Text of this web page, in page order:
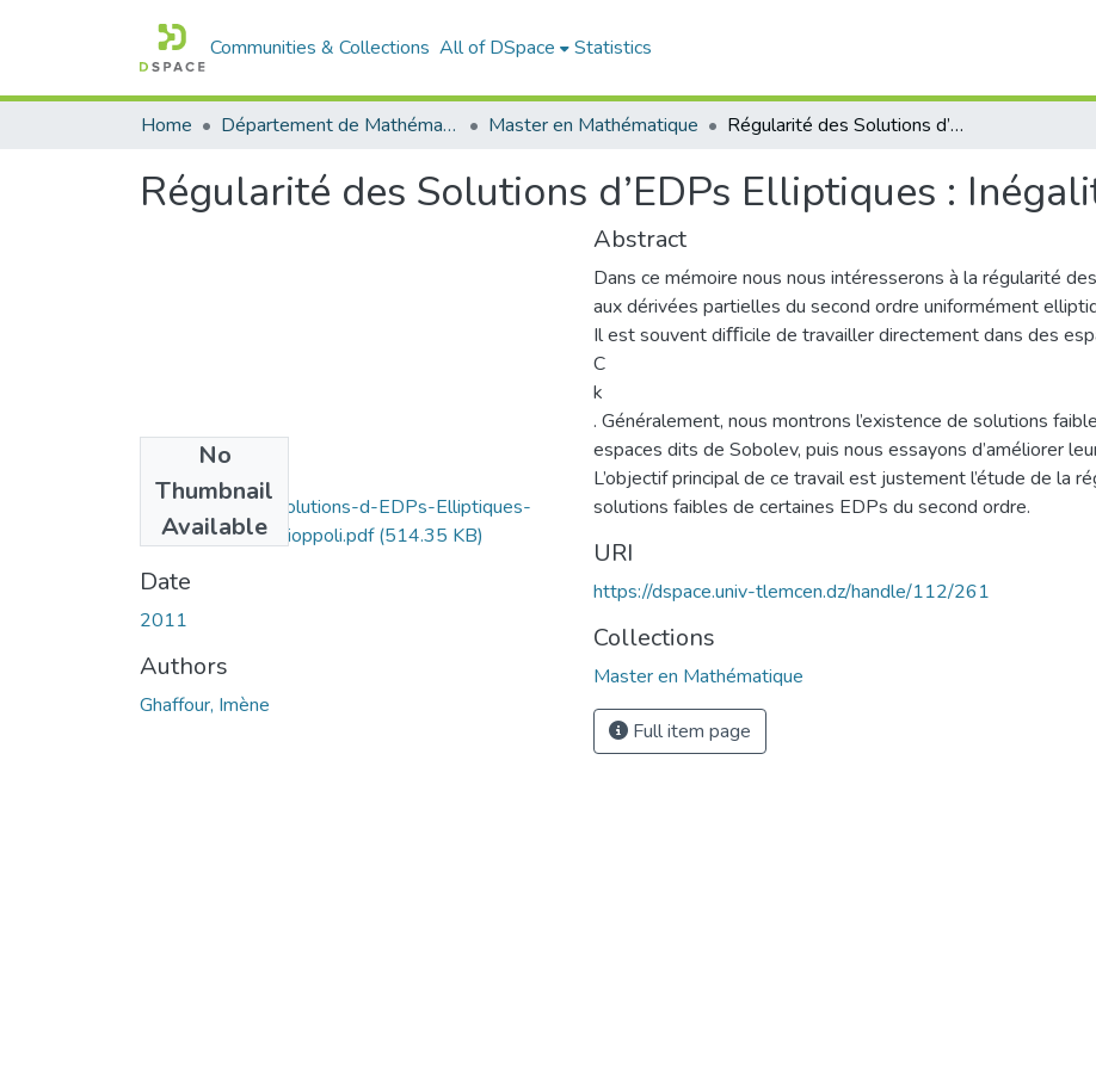
Communities & Collections All of DSpace Statistics
Home Département de Mathématique Master en Mathématique Régularité des Solutions d’EDPs Elliptiques : Inégalité de Caccioppoli
Régularité des Solutions d’EDPs Elliptiques :
No
Thumbnail
Available
Regularite-des-Solutions-d-EDPs-Elliptiques-
Inegalite-de-Caccioppoli.pdf(514.35 KB)
Date
2011
Authors
Ghaffour, Imène
Abstract
Dans ce mémoire nous nous intéresserons à la régularité
aux dérivées partielles du second ordre uniformément
Il est souvent diﬃcile de travailler directement dans des
C
k
. Généralement, nous montrons l’existence de solutions
espaces dits de Sobolev, puis nous essayons d’améliorer
L’objectif principal de ce travail est justement l’étude de la
solutions faibles de certaines EDPs du second ordre.
URI
https://dspace.univ-tlemcen.dz/handle/112/261
Collections
Master en Mathématique
Full item page